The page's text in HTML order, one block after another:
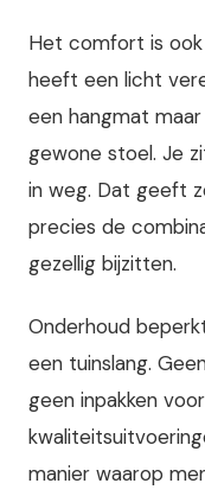
Het comfort is
heeft een licht
een hangmat
gewone stoel. Je
in weg. Dat geeft
precies de
gezellig bijzitten.
Onderhoud
een tuinslang.
geen inpakken
manier waarop